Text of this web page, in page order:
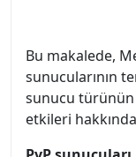
Bu makalede,
sunucularının
sunucu
etkileri